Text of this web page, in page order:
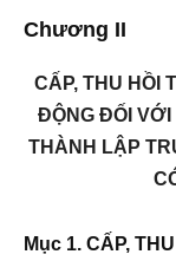
Chương II
CẤP, THU HỒI
ĐỘNG ĐỐI VỚI
THÀNH LẬP
Mục 1. CẤP,